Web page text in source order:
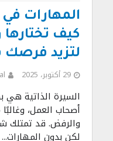
المهارات في
كيف
لتزيد فرصك
29 أكتوبر، 2025
السيرة الذاتية هي
أصحاب العمل،
والرفض. قد تمتلك
لكن بدون المهارات...